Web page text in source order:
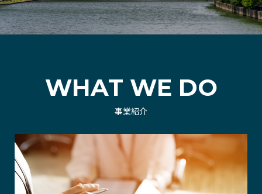
WHAT WE DO
事業紹介